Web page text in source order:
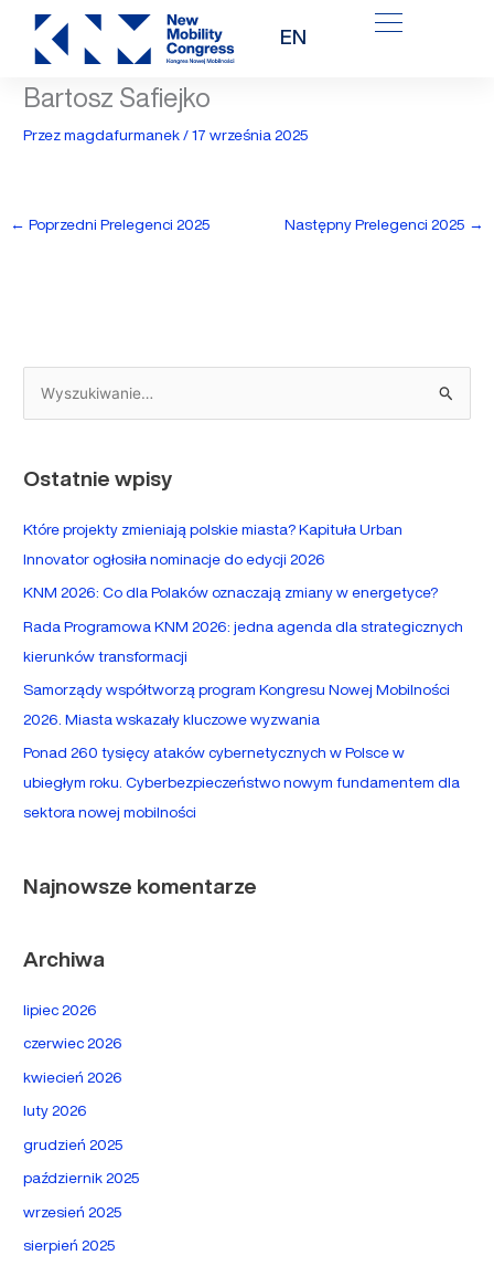
Przejdź
treści
EN
Bartosz Safiejko
Przezmagdafurmanek/17 września 2025
← Poprzedni Prelegenci 2025 Następny Prelegenci 2025 →
z
k
l
a
:
Ostatnie wpisy
Które projekty zmieniają polskie miasta? Kapituła Urban
Innovator ogłosiła nominacje do edycji 2026
KNM 2026: Co dla Polaków oznaczają zmiany w energetyce?
Rada Programowa KNM 2026: jedna agenda dla strategicznych
kierunków transformacji
Samorządy współtworzą program Kongresu Nowej Mobilności
2026. Miasta wskazały kluczowe wyzwania
Ponad 260 tysięcy ataków cybernetycznych w Polsce w
ubiegłym roku. Cyberbezpieczeństwo nowym fundamentem dla
sektora nowej mobilności
Najnowsze komentarze
Archiwa
lipiec 2026
czerwiec 2026
kwiecień 2026
luty 2026
grudzień 2025
październik 2025
wrzesień 2025
sierpień 2025